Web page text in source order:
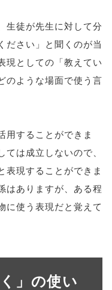
生徒が先生に対して分
ださい」と聞くのが当
現としての「教えてい
のような場面で使う言
用することができま
は成立しないので、
表現することができま
はありますが、ある程
に使う表現だと覚えて
」の使い